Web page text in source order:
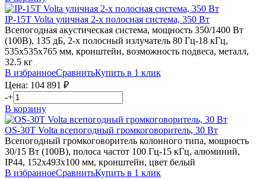
IP-15T Volta уличная 2-х полосная система, 350 Вт
Всепогодная акустическая система, мощность 350/1400 Вт
(100В), 135 дБ, 2-х полосный излучатель 80 Гц-18 кГц,
535х535х765 мм, кронштейн, возможность подвеса, металл,
32.5 кг
В избранноеСравнитьКупить в 1 клик
Цена: 104 891 ₽
-+
В корзину
OS-30T Volta всепогодный громкоговоритель, 30 Вт
Всепогодный громкоговоритель колонного типа, мощность
30/15 Вт (100В), полоса частот 100 Гц-15 кГц, алюминий,
IP44, 152х493х100 мм, кронштейн, цвет белый
В избранноеСравнитьКупить в 1 клик